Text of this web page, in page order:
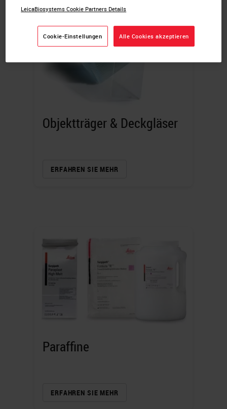
Objektträger & Deckgläser
ERFAHREN SIE MEHR
Paraffine
ERFAHREN SIE MEHR
LeicaBiosystems Cookie Partners Details
Cookie-Einstellungen Alle Cookies akzeptieren